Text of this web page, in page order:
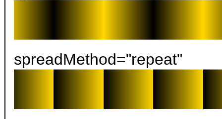
spreadMethod="repeat"